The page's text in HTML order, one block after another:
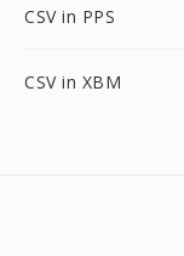
CSV in PPS
CSV in XBM